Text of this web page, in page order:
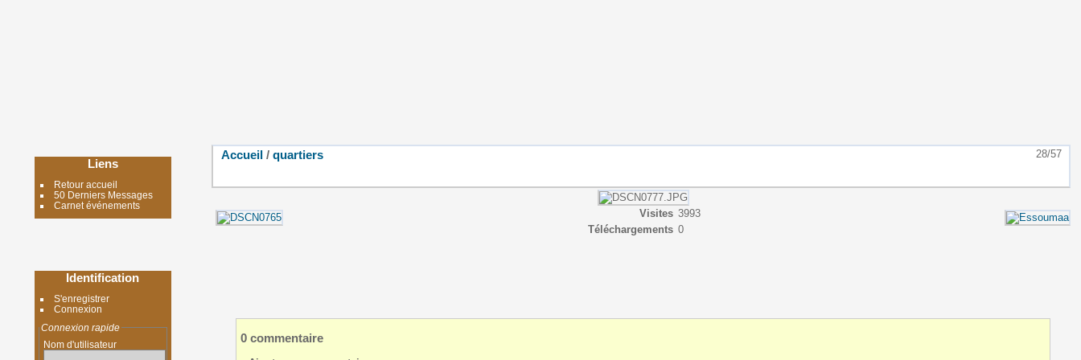
Liens
Retour accueil
50 Derniers Messages
Carnet événements
Identification
S'enregistrer
Connexion
Connexion rapide
Nom d'utilisateur
Accueil / quartiers 28/57
Visites 3993
Téléchargements 0
0 commentaire